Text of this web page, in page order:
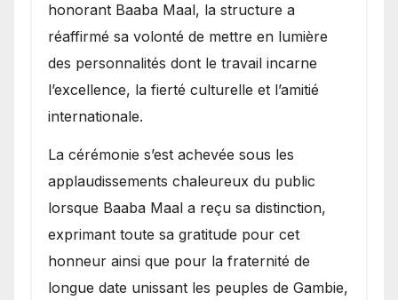
honorant Baaba Maal, la structure a
réaffirmé sa volonté de mettre en lumière
des personnalités dont le travail incarne
l’excellence, la fierté culturelle et l’amitié
internationale.
​La cérémonie s’est achevée sous les
applaudissements chaleureux du public
lorsque Baaba Maal a reçu sa distinction,
exprimant toute sa gratitude pour cet
honneur ainsi que pour la fraternité de
longue date unissant les peuples de Gambie,